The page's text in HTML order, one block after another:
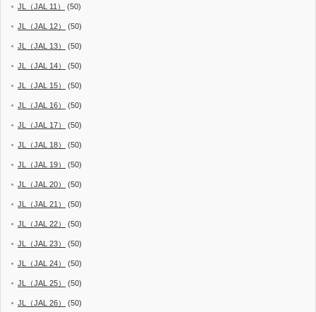
JL（JAL 11） (50)
JL（JAL 12） (50)
JL（JAL 13） (50)
JL（JAL 14） (50)
JL（JAL 15） (50)
JL（JAL 16） (50)
JL（JAL 17） (50)
JL（JAL 18） (50)
JL（JAL 19） (50)
JL（JAL 20） (50)
JL（JAL 21） (50)
JL（JAL 22） (50)
JL（JAL 23） (50)
JL（JAL 24） (50)
JL（JAL 25） (50)
JL（JAL 26） (50)